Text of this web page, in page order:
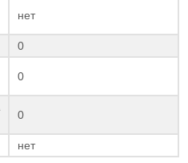
нет
0
0
0
нет